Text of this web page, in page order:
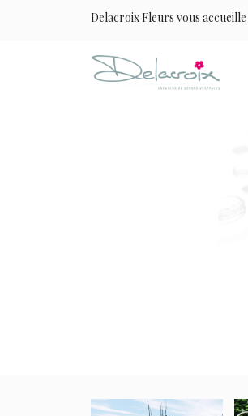
Delacroix Fleurs vous